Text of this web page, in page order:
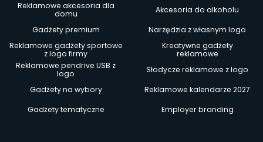
Reklamowe akcesoria dla
domu
Akcesoria do alkoholu
Gadżety premium
Narzędzia z własnym logo
Reklamowe gadżety sportowe
z logo firmy
Kreatywne gadżety
reklamowe
Reklamowe pendrive USB z
logo
Słodycze reklamowe z logo
Gadżety na wybory
Reklamowe kalendarze 2027
Gadżety tematyczne
Employer branding